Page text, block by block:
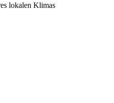
lokalen Klimas